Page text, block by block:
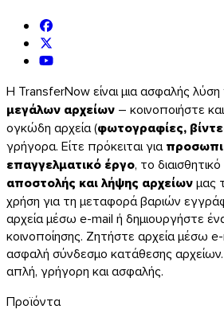
Η TransferNow είναι μια ασφαλής λύση
μεγάλων αρχείων – κοινοποιήστε
ογκώδη αρχεία (φωτογραφίες,
γρήγορα. Είτε πρόκειται για
επαγγελματικό έργο, το διαισθητικό
αποστολής και λήψης αρχείωνμας
χρήση για τη μεταφορά βαριών
αρχεία μέσω e-mail ή δημιουργήστε
κοινοποίησης. Ζητήστε αρχεία μέσω
ασφαλή σύνδεσμο κατάθεσης
απλή, γρήγορη και ασφαλής.
Προϊόντα